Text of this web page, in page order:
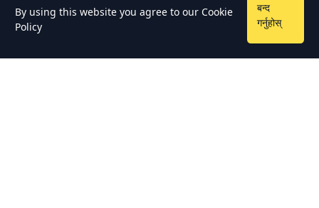
By using this website you agree to our Cookie
Policy
बन्द
गर्नुहोस्